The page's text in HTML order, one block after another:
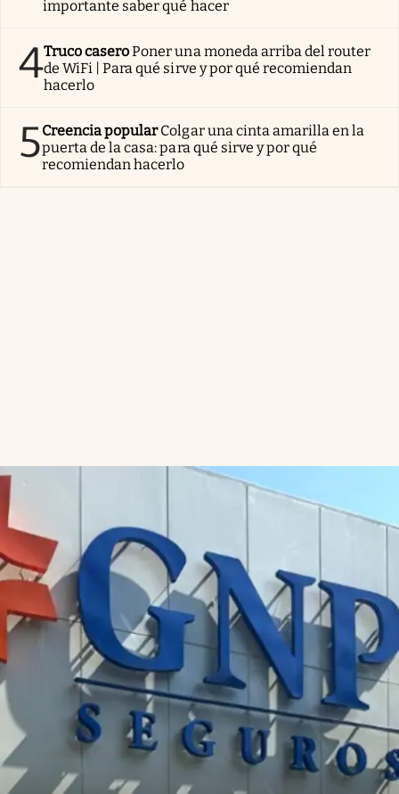
importante saber qué hacer
4Truco caseroPoner una moneda arriba del router
de WiFi | Para qué sirve y por qué recomiendan
hacerlo
5Creencia popularColgar una cinta amarilla en la
puerta de la casa: para qué sirve y por qué
recomiendan hacerlo